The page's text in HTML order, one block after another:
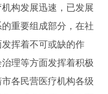
构发展迅速，已发展
重要组成部分，在社
挥着不可或缺的作
理等方面发挥着积极
各民营医疗机构各级